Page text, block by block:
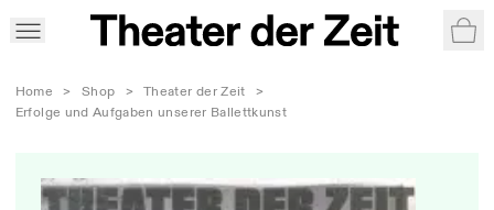
Home > Shop > Theater der Zeit
>
Erfolge und Aufgaben unserer Ballettkunst